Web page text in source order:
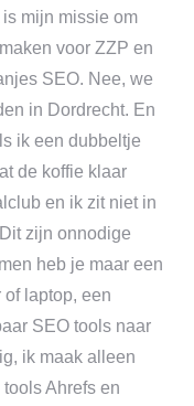
mijn missie om
voor ZZP en
SEO. Nee, we
in Dordrecht. En
ik een dubbeltje
de koffie klaar
en ik zit niet in
zijn onnodige
heb je maar een
laptop, een
SEO tools naar
ik maak alleen
Ahrefs en